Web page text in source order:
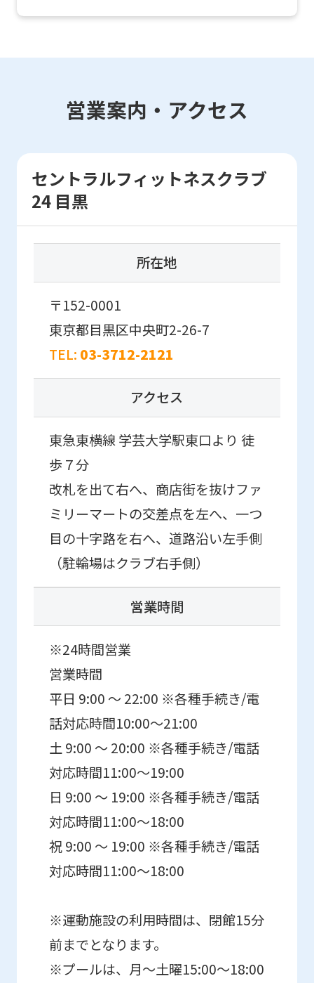
営業案内・アクセス
セントラルフィットネスクラブ
24 目黒
所在地
〒152-0001
東京都目黒区中央町2-26-7
TEL: 03-3712-2121
アクセス
東急東横線 学芸大学駅東口より 徒
歩７分
改札を出て右へ、商店街を抜けファ
ミリーマートの交差点を左へ、一つ
目の十字路を右へ、道路沿い左手側
（駐輪場はクラブ右手側）
営業時間
※24時間営業
営業時間
平日 9:00 ～ 22:00 ※各種手続き/電
話対応時間10:00〜21:00
土 9:00 ～ 20:00 ※各種手続き/電話
対応時間11:00〜19:00
日 9:00 ～ 19:00 ※各種手続き/電話
対応時間11:00〜18:00
祝 9:00 ～ 19:00 ※各種手続き/電話
対応時間11:00〜18:00
※運動施設の利用時間は、閉館15分
前までとなります。
※プールは、月～土曜15:00～18:00
mechanically,
may
be
an
The
translation
differ
from
original
content.
We
that
you
fully
understand
this
before
using
Automatic